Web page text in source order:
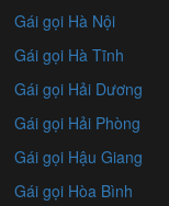
Gái gọi Hà Nội
Gái gọi Hà Tĩnh
Gái gọi Hải Dương
Gái gọi Hải Phòng
Gái gọi Hậu Giang
Gái gọi Hòa Bình